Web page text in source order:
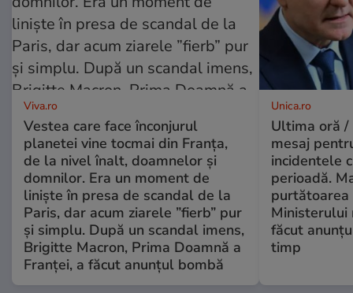
Viva.ro
Vestea care face înconjurul
planetei vine tocmai din Franța,
de la nivel înalt, doamnelor și
domnilor. Era un moment de
liniște în presa de scandal de la
Paris, dar acum ziarele ”fierb” pur
și simplu. După un scandal imens,
Brigitte Macron, Prima Doamnă a
Franței, a făcut anunțul bombă
Unica.ro
Ultima oră /
mesaj
incidentele
perioadă.
purtătoarea
Ministerului
făcut
timp